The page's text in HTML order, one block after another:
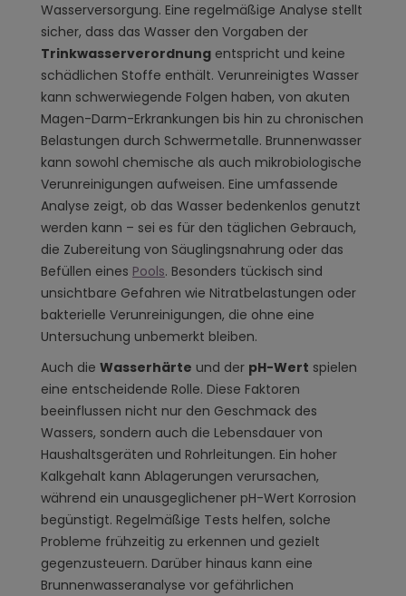
Wasserversorgung. Eine regelmäßige Analyse stellt
sicher, dass das Wasser den Vorgaben der
Trinkwasserverordnung entspricht und keine
schädlichen Stoffe enthält. Verunreinigtes Wasser
kann schwerwiegende Folgen haben, von akuten
Magen-Darm-Erkrankungen bis hin zu chronischen
Belastungen durch Schwermetalle. Brunnenwasser
kann sowohl chemische als auch mikrobiologische
Verunreinigungen aufweisen. Eine umfassende
Analyse zeigt, ob das Wasser bedenkenlos genutzt
werden kann – sei es für den täglichen Gebrauch,
die Zubereitung von Säuglingsnahrung oder das
Befüllen eines Pools. Besonders tückisch sind
unsichtbare Gefahren wie Nitratbelastungen oder
bakterielle Verunreinigungen, die ohne eine
Untersuchung unbemerkt bleiben.
Auch die Wasserhärte und der pH-Wert spielen
eine entscheidende Rolle. Diese Faktoren
beeinflussen nicht nur den Geschmack des
Wassers, sondern auch die Lebensdauer von
Haushaltsgeräten und Rohrleitungen. Ein hoher
Kalkgehalt kann Ablagerungen verursachen,
während ein unausgeglichener pH-Wert Korrosion
begünstigt. Regelmäßige Tests helfen, solche
Probleme frühzeitig zu erkennen und gezielt
gegenzusteuern. Darüber hinaus kann eine
Brunnenwasseranalyse vor gefährlichen